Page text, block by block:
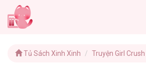
Tủ Sách Xinh Xinh Truyện Girl Crush